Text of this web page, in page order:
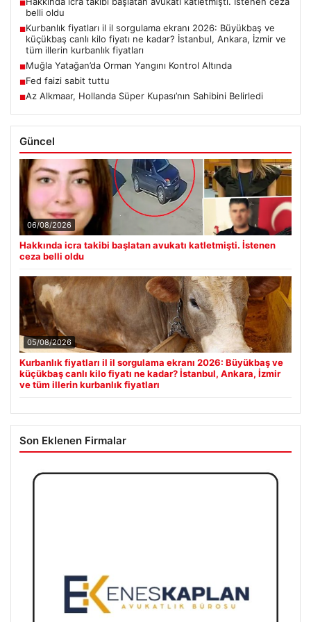
■
belli oldu
■Kurbanlık fiyatları il il sorgulama ekranı 2026: Büyükbaş ve
küçükbaş canlı kilo fiyatı ne kadar? İstanbul, Ankara, İzmir ve
tüm illerin kurbanlık fiyatları
■Muğla Yatağan’da Orman Yangını Kontrol Altında
■Fed faizi sabit tuttu
■Az Alkmaar, Hollanda Süper Kupası’nın Sahibini Belirledi
Güncel
06/08/2026
Hakkında icra takibi başlatan avukatı katletmişti. İstenen
ceza belli oldu
05/08/2026
Kurbanlık fiyatları il il sorgulama ekranı 2026: Büyükbaş ve
küçükbaş canlı kilo fiyatı ne kadar? İstanbul, Ankara, İzmir
ve tüm illerin kurbanlık fiyatları
Son Eklenen Firmalar